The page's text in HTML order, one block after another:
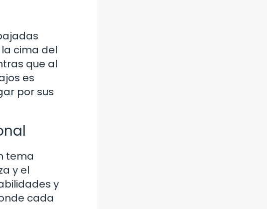
cima del
que al
es
por sus
tema
y el
y
cada